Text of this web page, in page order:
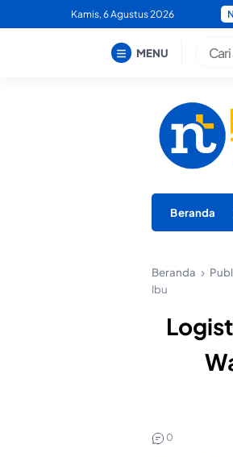
to
Kamis, 6 Agustus 2026
MENU
Beranda
Beranda
Ibu
0